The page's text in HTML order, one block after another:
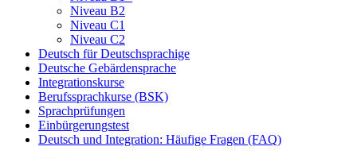
Niveau B2
Niveau C1
Niveau C2
Deutsch für Deutschsprachige
Deutsche Gebärdensprache
Integrationskurse
Berufssprachkurse (BSK)
Sprachprüfungen
Einbürgerungstest
Deutsch und Integration: Häufige Fragen (FAQ)